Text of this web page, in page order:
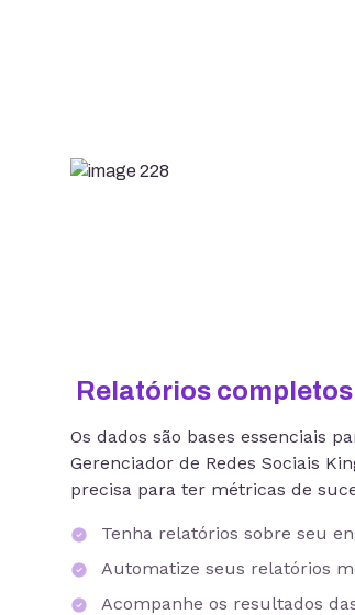
Relatórios
Os dados são bases essenciais
Gerenciador de Redes Sociais
precisa para ter métricas de
Tenha relatórios sobre seu
Automatize seus relatórios
Acompanhe os resultados